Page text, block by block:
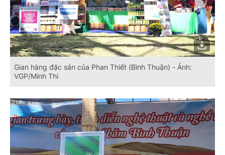
Gian hàng đặc sản của Phan Thiết (Bình Thuận) - Ảnh:
VGP/Minh Thi